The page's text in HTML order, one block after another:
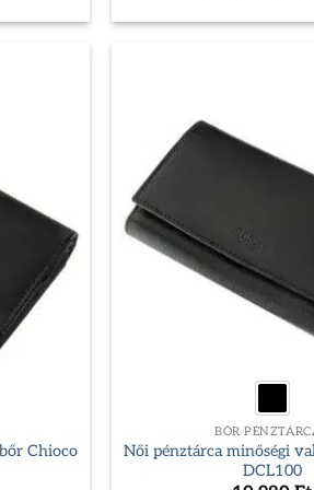
is:
was:
Chioco
BŐR
Női pénztárca minőségi
DCL100